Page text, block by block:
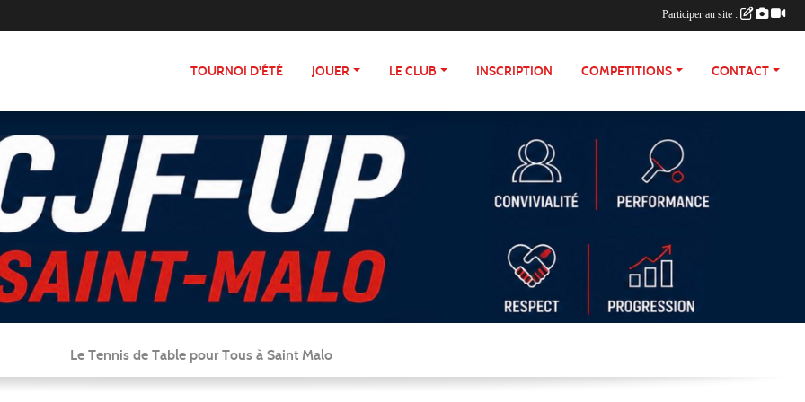
TOURNOI D'ÉTÉ JOUER LE CLUB INSCRIPTION COMPETITIONS CONTACT
Le Tennis de Table pour Tous à Saint Malo
Participer au site :